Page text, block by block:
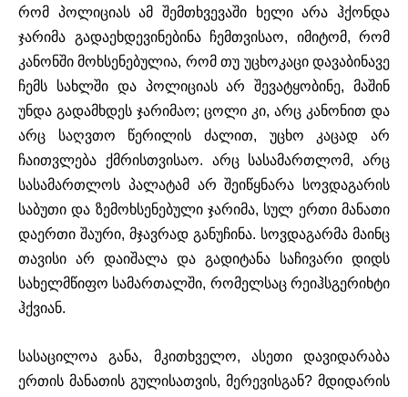
რომ პოლიციას ამ შემთხვევაში ხელი არა ჰქონდა
ჯარიმა გადაეხდევინებინა ჩემთვისაო, იმიტომ, რომ
კანონში მოხსენებულია, რომ თუ უცხოკაცი დავაბინავე
ჩემს
სახლში და პოლიციას არ შევატყობინე,მაშინ
უნდა გადამხდეს ჯარიმაო; ცოლი კი, არც კანონით და
არც
საღვთო წერილის ძალით, უცხო კაცად
არ
ჩაითვლება
ქმრისთვისაო. არც სასამართლომ, არც
სასამართლოს პალატამ არშეიწყნარა სოვდაგარის
საბუთი და ზემოხსენებული ჯარიმა, სულ ერთი მანათი
დაერთი შაური, მჯავრად განუჩინა. სოვდაგარმა მაინც
თავისი არ დაიშალა და გადიტანა საჩივარი დიდს
სახელმწიფო სამართალში, რომელსაც რეიჰსგერიხტი
ჰქვიან.
სასაცილოა განა, მკითხველო, ასეთი
დავიდარაბა
ერთის მანათის გულისათვის, მერევისგან? მდიდარის